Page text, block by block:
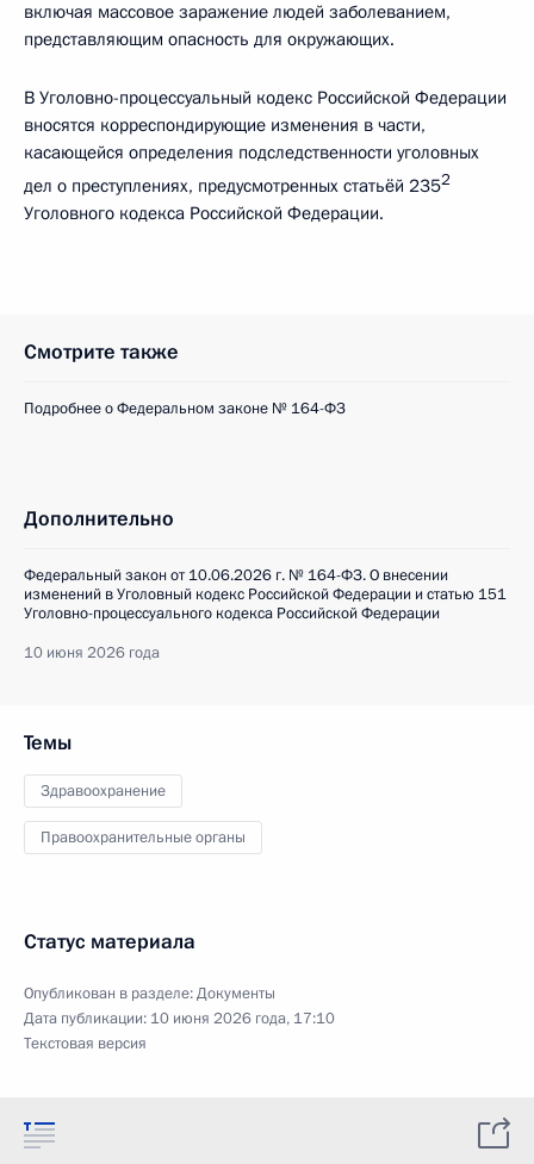
включая массовое заражение людей заболеванием,
представляющим опасность для окружающих.
В Уголовно-процессуальный кодекс Российской Федерации
вносятся корреспондирующие изменения в части,
касающейся определения подследственности уголовных
дел о преступлениях, предусмотренных статьёй 2352
Уголовного кодекса Российской Федерации.
Смотрите также
Подробнее о Федеральном законе № 164-ФЗ
Дополнительно
Федеральный закон от 10.06.2026 г. № 164-ФЗ. О внесении
изменений в Уголовный кодекс Российской Федерации и статью 151
Уголовно-процессуального кодекса Российской Федерации
10 июня 2026 года
Темы
Здравоохранение
Правоохранительные органы
Статус материала
Опубликован в разделе:Документы
Дата публикации: 10 июня 2026 года, 17:10
Текстовая версия